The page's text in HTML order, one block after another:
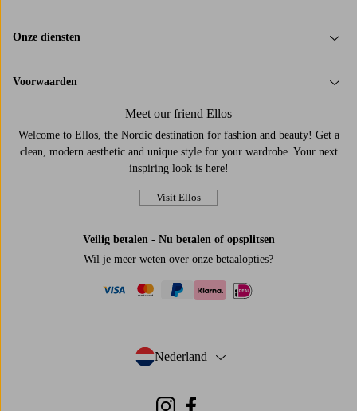
Onze diensten
Voorwaarden
Meet our friend Ellos
Welcome to Ellos, the Nordic destination for fashion and beauty! Get a
clean, modern aesthetic and unique style for your wardrobe. Your next
inspiring look is here!
Visit Ellos
Veilig betalen - Nu betalen of opsplitsen
Wil je meer weten over onze betaalopties?
Nederland
- Selecteer land